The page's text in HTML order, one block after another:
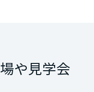
や見学会